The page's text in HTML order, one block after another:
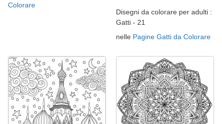
Colorare
Disegni da colorare per adulti :
Gatti - 21
nelle Pagine Gatti da Colorare